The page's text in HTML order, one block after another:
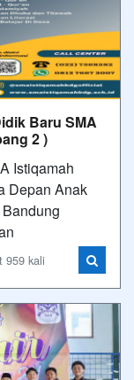
Baru SMA
2 )
Istiqamah
Depan Anak
959 kali